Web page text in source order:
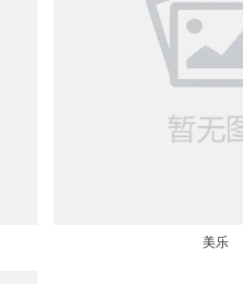
美乐